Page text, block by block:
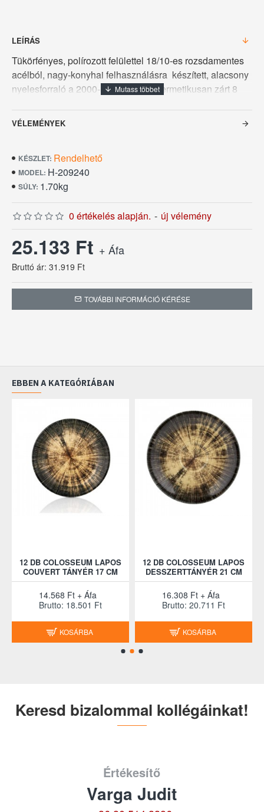
LEÍRÁS
Tükörfényes, polírozott felülettel 18/10-es rozsdamentes
acélból, nagy-konyhai felhasználásra készített, alacsony
nyelesforraló a 2000-as szériából, hermetikusan zárt 8
főzési módot lehetővé tesz, űrtartalma 4,5 L, belső
VÉLEMÉNYEK
KÉSZLET: Rendelhető
MODEL: H-209240
SÚLY: 1.70kg
0 értékelés alapján. - új vélemény
25.133 Ft + Áfa
Bruttó ár: 31.919 Ft
TOVÁBBI INFORMÁCIÓ KÉRÉSE
EBBEN A KATEGÓRIÁBAN
12 DB COLOSSEUM LAPOS
COUVERT TÁNYÉR 17 CM
14.568 Ft + Áfa
Brutto: 18.501 Ft
KOSÁRBA
12 DB COLOSSEUM LAPOS
DESSZERTTÁNYÉR 21 CM
16.308 Ft + Áfa
Brutto: 20.711 Ft
KOSÁRBA
Keresd bizalommal kollégáinkat!
Értékesítő
Varga Judit